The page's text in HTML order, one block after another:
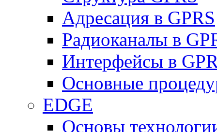
Адресация в GPRS
Радиоканалы в
Интерфейсы в
Основные
EDGE
Основы